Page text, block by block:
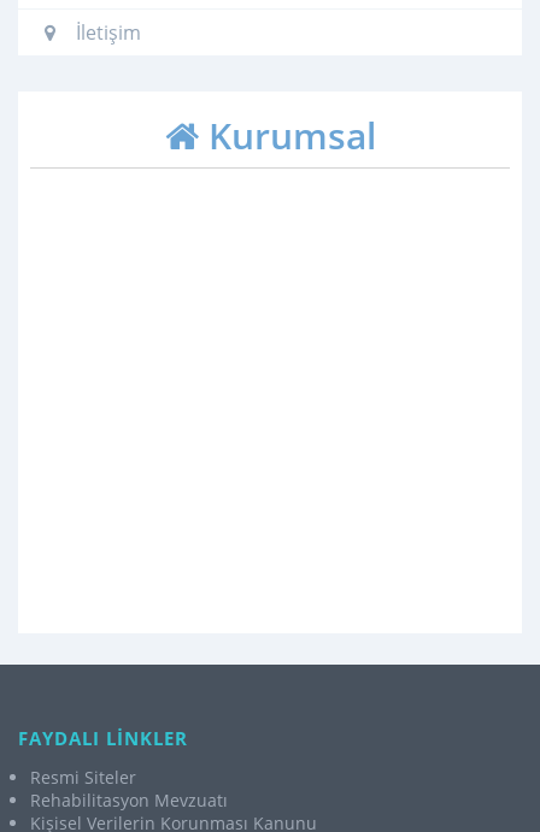
İletişim
Kurumsal
FAYDALI LİNKLER
Resmi Siteler
Rehabilitasyon Mevzuatı
Kişisel Verilerin Korunması Kanunu